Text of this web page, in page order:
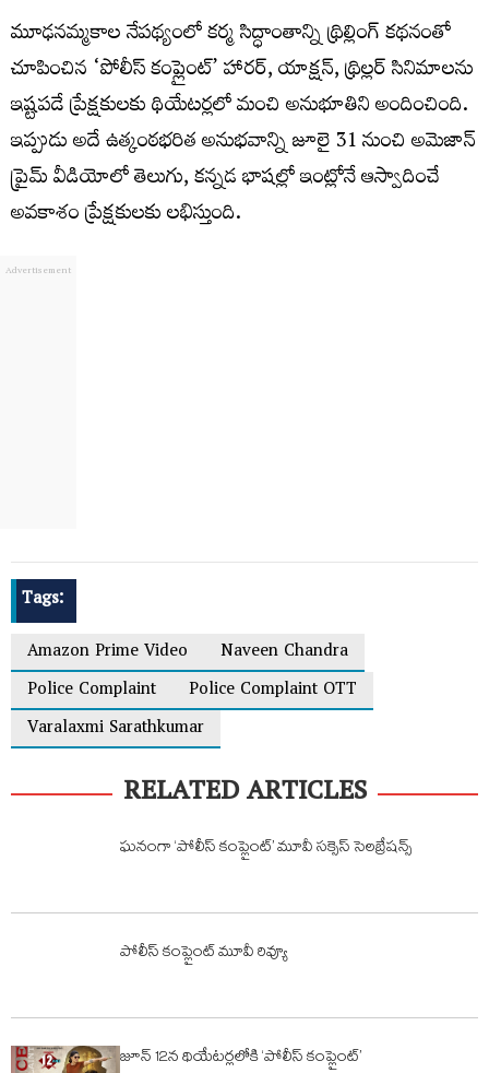
మూఢనమ్మకాల నేపథ్యంలో కర్మ సిద్ధాంతాన్ని థ్రిల్లింగ్ కథనంతో
చూపించిన ‘పోలీస్ కంప్లైంట్’ హారర్, యాక్షన్, థ్రిల్లర్ సినిమాలను
ఇష్టపడే ప్రేక్షకులకు థియేటర్లలో మంచి అనుభూతిని అందించింది.
ఇప్పుడు అదే ఉత్కంఠభరిత అనుభవాన్ని జూలై 31 నుంచి అమెజాన్
ప్రైమ్ వీడియోలో తెలుగు, కన్నడ భాషల్లో ఇంట్లోనే ఆస్వాదించే
అవకాశం ప్రేక్షకులకు లభిస్తుంది.
Tags:
Amazon Prime Video
Naveen Chandra
Police Complaint
Police Complaint OTT
Varalaxmi Sarathkumar
RELATED ARTICLES
ఘనంగా ‘పోలీస్ కంప్లైంట్’ మూవీ సక్సెస్ సెలబ్రేషన్స్
పోలీస్ కంప్లైంట్ మూవీ రివ్యూ
జూన్ 12న థియేటర్లలోకి ‘పోలీస్ కంప్లైంట్’